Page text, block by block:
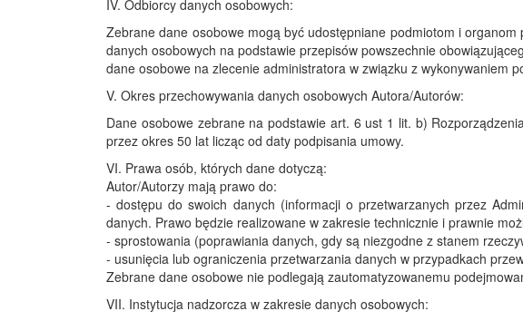
IV. Odbiorcy danych osobowych:
Zebrane dane osobowe mogą być udostępniane podmiotom i
danych osobowych na podstawie przepisów powszechnie
dane osobowe na zlecenie administratora w związku z wykonywaniem
V. Okres przechowywania danych osobowych Autora/Autorów:
Dane osobowe zebrane na podstawie art. 6 ust 1 lit. b)
przez okres 50 lat licząc od daty podpisania umowy.
VI. Prawa osób, których dane dotyczą:
Autor/Autorzy mają prawo do:
- dostępu do swoich danych (informacji o przetwarzanych przez
danych. Prawo będzie realizowane w zakresie technicznie i prawnie
- sprostowania (poprawiania danych, gdy są niezgodne z stanem
- usunięcia lub ograniczenia przetwarzania danych w przypadkach
Zebrane dane osobowe nie podlegają zautomatyzowanemu
VII. Instytucja nadzorcza w zakresie danych osobowych: